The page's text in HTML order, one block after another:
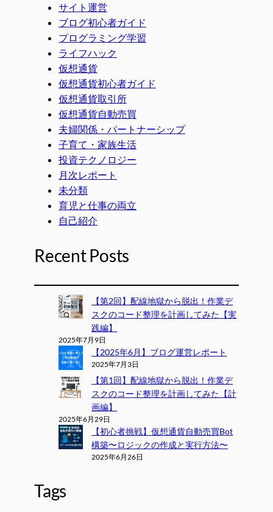
サイト運営
ブログ初心者ガイド
プログラミング学習
ライフハック
仮想通貨
仮想通貨初心者ガイド
仮想通貨取引所
仮想通貨自動売買
夫婦関係・パートナーシップ
子育て・家族生活
投資テクノロジー
月次レポート
未分類
育児と仕事の両立
自己紹介
Recent Posts
【第2回】配線地獄から脱出！作業デ
スクのコード整理を計画してみた【実
践編】
2025年7月9日
【2025年6月】ブログ運営レポート
2025年7月3日
【第1回】配線地獄から脱出！作業デ
スクのコード整理を計画してみた【計
画編】
2025年6月29日
【初心者挑戦】仮想通貨自動売買Bot
構築〜ロジックの作成と実行方法〜
2025年6月26日
Tags